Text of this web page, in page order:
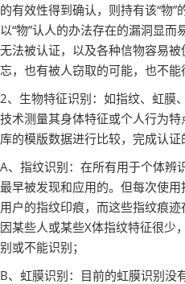
的有效性得到确认，则持有该“物
以“物”认人的办法存在的漏洞显而
无法被认证，以及各种信物容易
忘，也有被人窃取的可能，也不能
2、生物特征识别：如指纹、虹膜
技术测量其身体特征或个人行为
库的模版数据进行比较，完成认证
A、指纹识别：在所有用于个体辨
最早被发现和应用的。但每次使
用户的指纹印痕，而这些指纹痕
因某些人或某些X体指纹特征很少
别或不能识别；
B、虹膜识别：目前的虹膜识别没